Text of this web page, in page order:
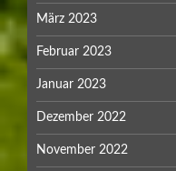
März 2023
Februar 2023
Januar 2023
Dezember 2022
November 2022